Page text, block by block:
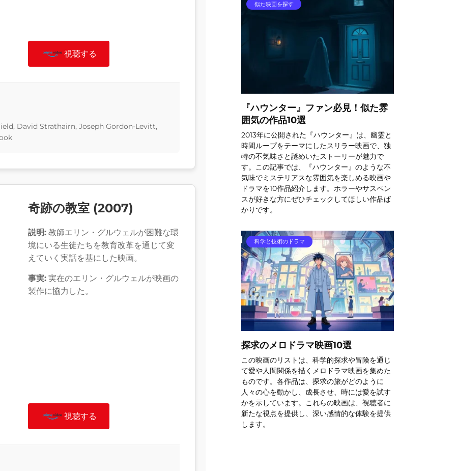
視聴する
David Strathairn, Joseph Gordon-Levitt,
奇跡の教室 (2007)
説明: 教師エリン・グルウェルが困難な環
境にいる生徒たちを教育改革を通じて変
えていく実話を基にした映画。
事実: 実在のエリン・グルウェルが映画の
製作に協力した。
視聴する
似た映画を探す
『ハウンター』ファン必見！似た雰
囲気の作品10選
2013年に公開された『ハウンター』は、幽霊と
時間ループをテーマにしたスリラー映画で、独
特の不気味さと謎めいたストーリーが魅力で
す。この記事では、『ハウンター』のような不
気味でミステリアスな雰囲気を楽しめる映画や
ドラマを10作品紹介します。ホラーやサスペン
スが好きな方にぜひチェックしてほしい作品ば
かりです。
科学と技術のドラマ
探求のメロドラマ映画10選
この映画のリストは、科学的探求や冒険を通じ
て愛や人間関係を描くメロドラマ映画を集めた
ものです。各作品は、探求の旅がどのように
人々の心を動かし、成長させ、時には愛を試す
かを示しています。これらの映画は、視聴者に
新たな視点を提供し、深い感情的な体験を提供
します。